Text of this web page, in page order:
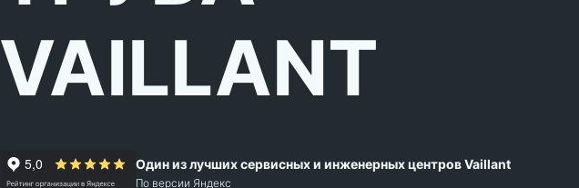
VAILLANT
Один из лучших сервисных и инженерных центров Vaillant
По версии Яндекс